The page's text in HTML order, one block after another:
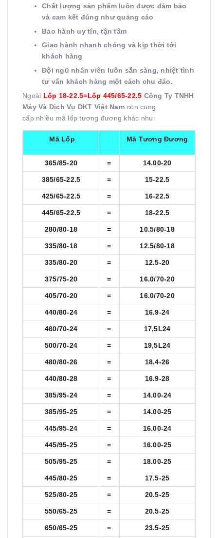
Chất lượng sản phẩm luôn được đảm bảo
và cam kết đúng như quảng cáo
Bảo hành uy tín, tận tâm
Giao hành nhanh chóng và kịp thời tới
khách hàng
Đội ngũ nhân viên luôn sẵn sàng, nhiệt tình
tư vấn khách hàng một cách chu đáo.
Ngoài Lốp 18-22.5=Lốp 445/65-22.5 Công Ty TNHH
Máy Và Dịch Vụ DKT Việt Namcòn cung
cấp nhiều mã lốp tương đương khác như:
Mã Lốp Mã Tương Đương
365/85-20 = 14.00-20
385/65-22.5 = 15-22.5
425/65-22.5 = 16-22.5
445/65-22.5 = 18-22.5
280/80-18 = 10.5/80-18
335/80-18 = 12.5/80-18
335/80-20 = 12.5-20
375/75-20 = 16.0/70-20
405/70-20 = 16.0/70-20
440/80-24 = 16.9-24
460/70-24 = 17,5L24
500/70-24 = 19,5L24
480/80-26 = 18.4-26
440/80-28 = 16.9-28
385/95-24 = 14.00-24
385/95-25 = 14.00-25
445/95-24 = 16.00-24
445/95-25 = 16.00-25
505/95-25 = 18.00-25
445/80-25 = 17.5-25
525/80-25 = 20.5-25
550/65-25 = 20.5-25
650/65-25 = 23.5-25